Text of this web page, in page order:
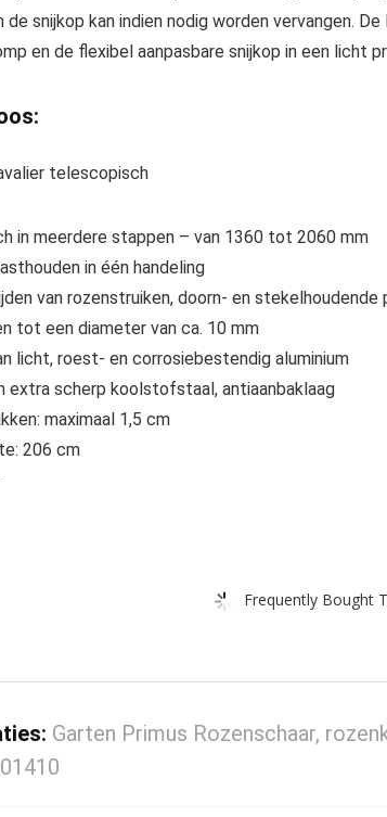
de snijkop kan indien nodig worden vervangen.
en de flexibel aanpasbare snijkop in een licht
telescopisch
in meerdere stappen – van 1360 tot 2060 mm
in één handeling
van rozenstruiken, doorn- en
tot een diameter van ca. 10 mm
licht, roest- en corrosiebestendig aluminium
extra scherp koolstofstaal, antiaanbaklaag
maximaal 1,5 cm
206 cm
Frequently Bought
Garten Primus Rozenschaar,